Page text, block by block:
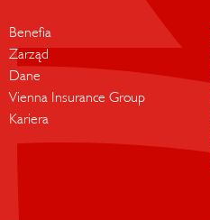
Benefia
Zarząd
Dane
Vienna Insurance Group
Kariera